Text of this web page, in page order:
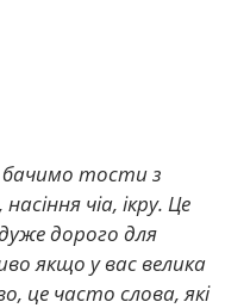
бачимо тости з
чіа, ікру. Це
дорого для
якщо у вас велика
це часто слова, які